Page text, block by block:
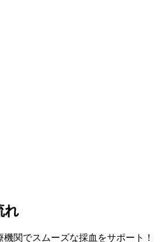
さ
れ
関でスムーズな採血をサポート！